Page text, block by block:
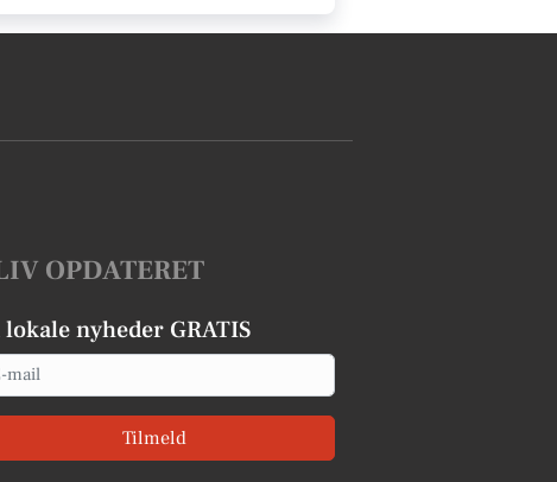
OPDATERET
lokale nyheder GRATIS
Tilmeld